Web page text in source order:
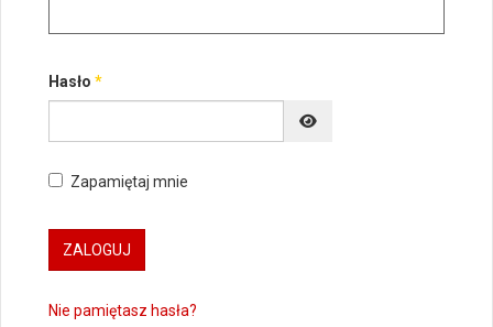
Hasło *
POKAŻ HASŁO
Zapamiętaj mnie
ZALOGUJ
Nie pamiętasz hasła?